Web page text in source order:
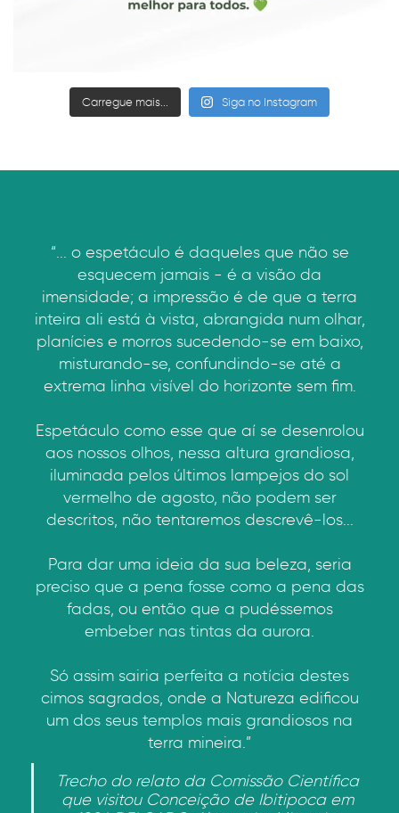
Carregue mais... Siga no Instagram
“... o espetáculo é daqueles que não se
esquecem jamais - é a visão da
imensidade; a impressão é de que a terra
inteira ali está à vista, abrangida num olhar,
planícies e morros sucedendo-se em baixo,
misturando-se, confundindo-se até a
extrema linha visível do horizonte sem fim.
Espetáculo como esse que aí se desenrolou
aos nossos olhos, nessa altura grandiosa,
iluminada pelos últimos lampejos do sol
vermelho de agosto, não podem ser
descritos, não tentaremos descrevê-los...
Para dar uma ideia da sua beleza, seria
preciso que a pena fosse como a pena das
fadas, ou então que a pudéssemos
embeber nas tintas da aurora.
Só assim sairia perfeita a notícia destes
cimos sagrados, onde a Natureza edificou
um dos seus templos mais grandiosos na
terra mineira.”
Trecho do relato da Comissão Científica
que visitou Conceição de Ibitipoca em